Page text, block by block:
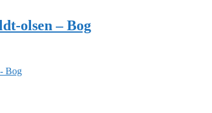
olsen – Bog